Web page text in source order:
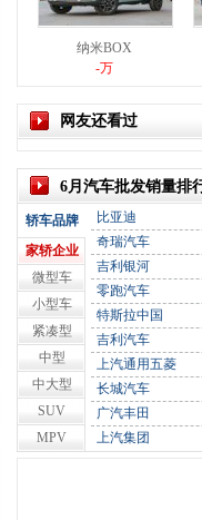
纳米BOX
-万
网友还看过
6月汽车批发销量排
轿车品牌
家轿企业
微型车
小型车
紧凑型
中型
中大型
SUV
MPV
比亚迪
奇瑞汽车
吉利银河
零跑汽车
特斯拉中国
吉利汽车
上汽通用五菱
长城汽车
广汽丰田
上汽集团